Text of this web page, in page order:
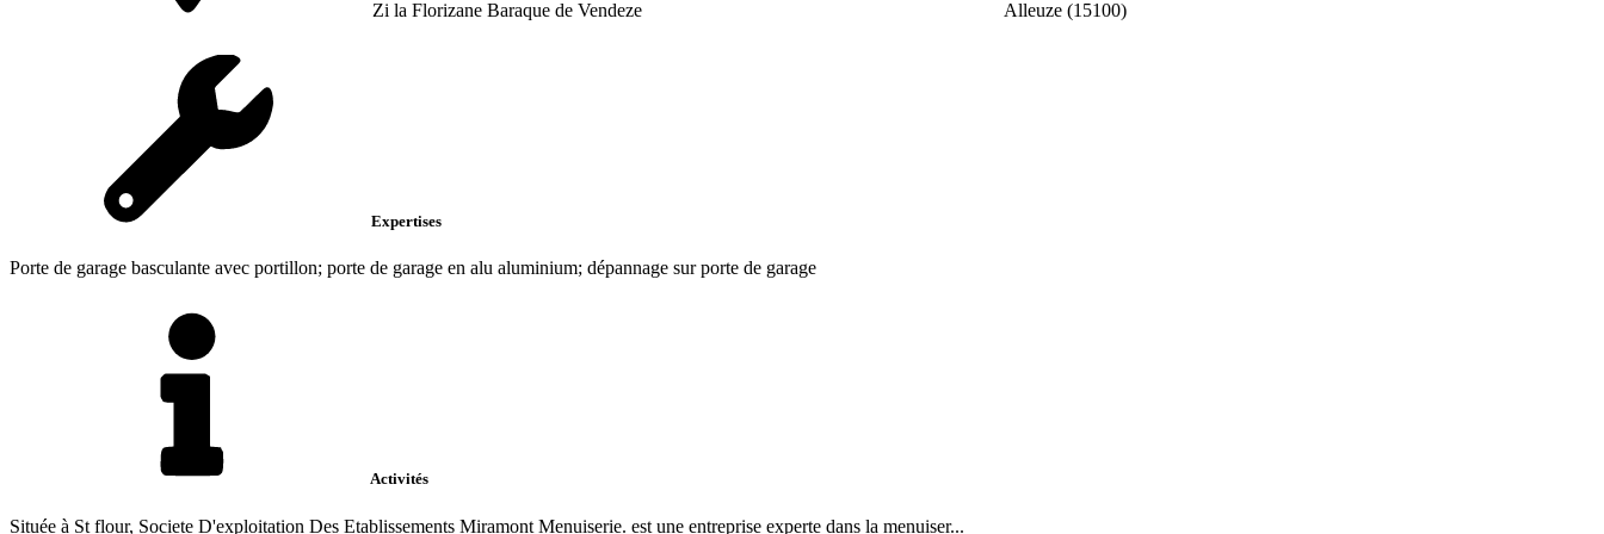
Zi la Florizane Baraque de Vendeze Alleuze (15100)
Expertises
Porte de garage basculante avec portillon; porte de garage en alu aluminium; dépannage sur porte de garage
Activités
Située à St flour, Societe D'exploitation Des Etablissements Miramont Menuiserie. est une entreprise experte dans la menuiser...